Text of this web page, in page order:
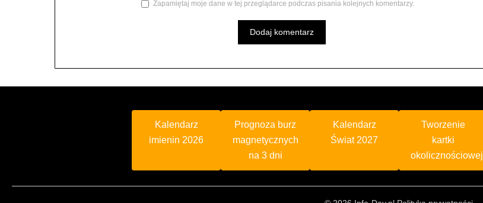
Zapamiętaj moje dane w tej przeglądarce podczas pisania kolejnych komentarzy.
Kalendarz
imienin 2026
Prognoza burz
magnetycznych
na 3 dni
Kalendarz
Świat 2027
Tworzenie
kartki
okolicznościowej